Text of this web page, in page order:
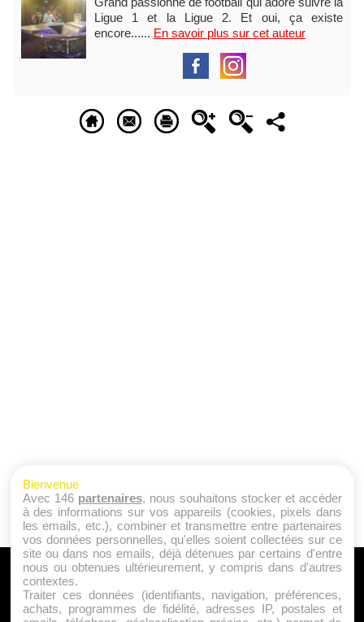
Ligue 1 et la Ligue 2. Et oui, ça existe
encore...... En savoir plus sur cet auteur
A PROPOS
Qui sommes nous ?
Bienvenue
Avec 146 partenaires, nous souhaitons stocker et accéder
à des informations sur vos appareils (cookies, pixels dans
les emails, etc.), combiner et transmettre entre partenaires
vos données personnelles, qu'elles soient collectées sur ce
site ou dans nos emails, déjà détenues par certains d'entre
nous ou obtenues ultérieurement, y compris dans d'autres
contextes.
Traiter ces données (identifiants, navigation, préférences,
achats, programmes de fidélité, adresses IP, postales et